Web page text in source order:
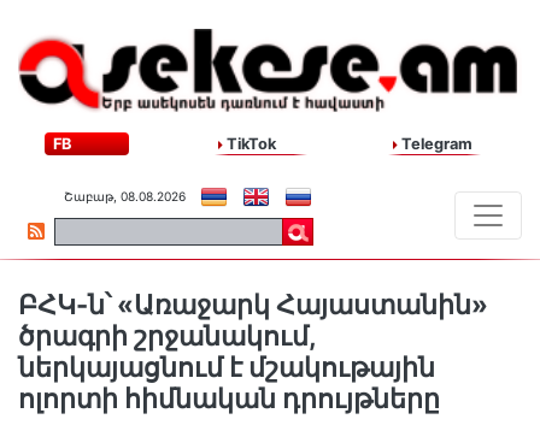
FB TikTok Telegram
Շաբաթ, 08.08.2026
ԲՀԿ-ն՝ «Առաջարկ Հայաստանին»
ծրագրի շրջանակում,
ներկայացնում է մշակութային
ոլորտի հիմնական դրույթները